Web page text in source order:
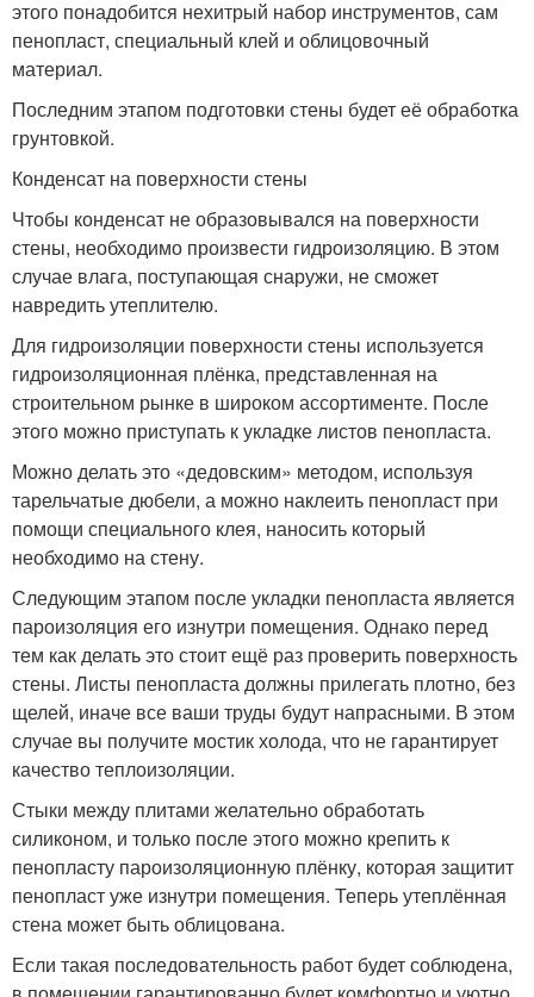
этого понадобится нехитрый набор инструментов, сам
пенопласт, специальный клей и облицовочный
материал.
Последним этапом подготовки стены будет её обработка
грунтовкой.
Конденсат на поверхности стены
Чтобы конденсат не образовывался на поверхности
стены, необходимо произвести гидроизоляцию. В этом
случае влага, поступающая снаружи, не сможет
навредить утеплителю.
Для гидроизоляции поверхности стены используется
гидроизоляционная плёнка, представленная на
строительном рынке в широком ассортименте. После
этого можно приступать к укладке листов пенопласта.
Можно делать это «дедовским» методом, используя
тарельчатые дюбели, а можно наклеить пенопласт при
помощи специального клея, наносить который
необходимо на стену.
Следующим этапом после укладки пенопласта является
пароизоляция его изнутри помещения. Однако перед
тем как делать это стоит ещё раз проверить поверхность
стены. Листы пенопласта должны прилегать плотно, без
щелей, иначе все ваши труды будут напрасными. В этом
случае вы получите мостик холода, что не гарантирует
качество теплоизоляции.
Стыки между плитами желательно обработать
силиконом, и только после этого можно крепить к
пенопласту пароизоляционную плёнку, которая защитит
пенопласт уже изнутри помещения. Теперь утеплённая
стена может быть облицована.
Если такая последовательность работ будет соблюдена,